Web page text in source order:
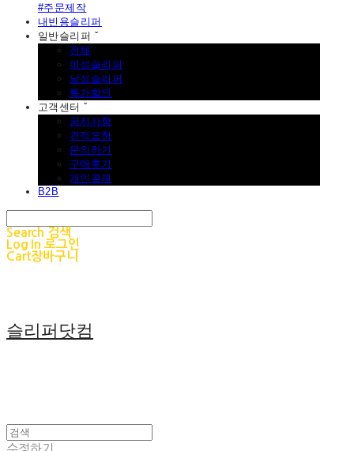
#주문제작
내빈용슬리퍼
일반슬리퍼 ˇ
전체
여성슬리퍼
남성슬리퍼
특가할인
고객센터 ˇ
공지사항
견적요청
문의하기
구매후기
개인결제
B2B
Search 검색
Log In 로그인
Cart장바구니
슬리퍼닷컴